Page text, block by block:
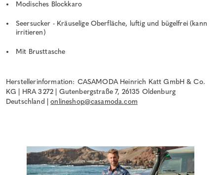
Modisches Blockkaro
Seersucker - Kräuselige Oberfläche, luftig und bügelfrei (kann
irritieren)
Mit Brusttasche
Herstellerinformation: CASAMODA Heinrich Katt GmbH & Co.
KG | HRA 3272 | Gutenbergstraße 7, 26135 Oldenburg
Deutschland |onlineshop@casamoda.com